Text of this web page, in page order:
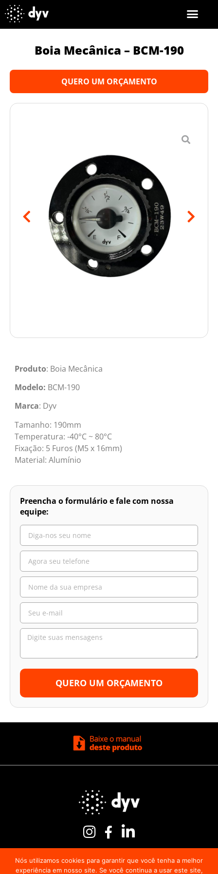
Boia Mecânica – BCM-190
QUERO UM ORÇAMENTO
Produto: Boia Mecânica
Modelo: BCM-190
Marca: Dyv
Tamanho: 190mm
Temperatura: -40°C ~ 80°C
Fixação: 5 Furos (M5 x 16mm)
Material: Alumínio
Preencha o formulário e fale com nossa
equipe:
QUERO UM ORÇAMENTO
Nós utilizamos cookies para garantir que você tenha a melhor
experiência em nosso site. Se você continua a usar este site,